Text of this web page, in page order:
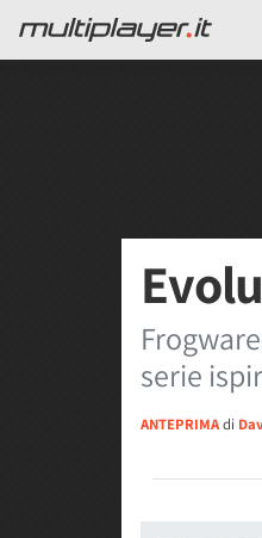
serie
ANTEPRIMAdi